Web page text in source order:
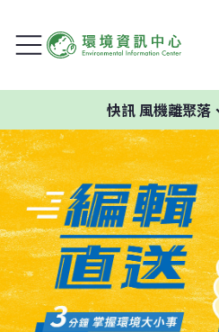
快訊風機離聚落、